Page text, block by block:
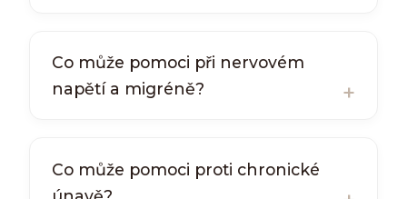
Co může pomoci při nervovém
napětí a migréně?
Co může pomoci proti chronické